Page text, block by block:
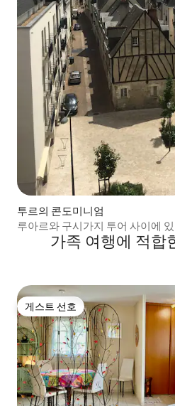
투르의 콘도미니엄
루아르와 구시가지 투어 사이에
가족 여행에 적합
게스트 선호
게스트 선호